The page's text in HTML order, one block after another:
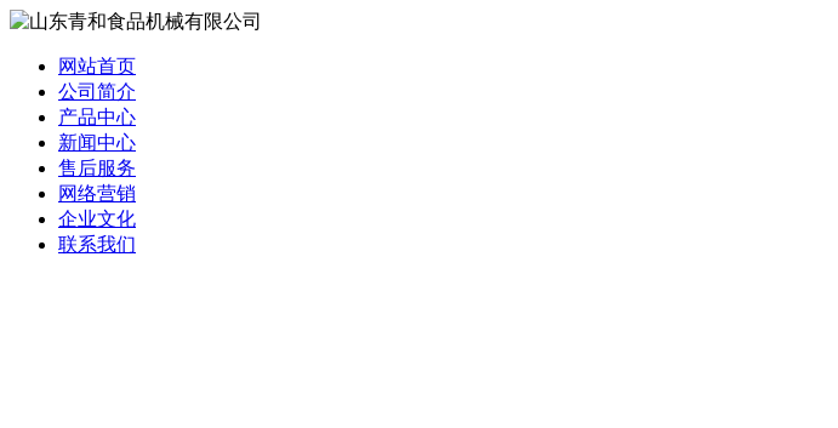
网站首页
公司简介
产品中心
新闻中心
售后服务
网络营销
企业文化
联系我们